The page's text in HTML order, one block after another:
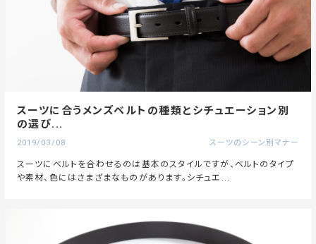
スーツに合うメンズベルトの種類とシチュエーション別
の選び...
2019/03/08 スーツのシーン別マナー
スーツにベルトを合わせるのは基本のスタイルですが、ベルトのタイプ
や素材、色にはさまざまなものがあります。シチュエ...